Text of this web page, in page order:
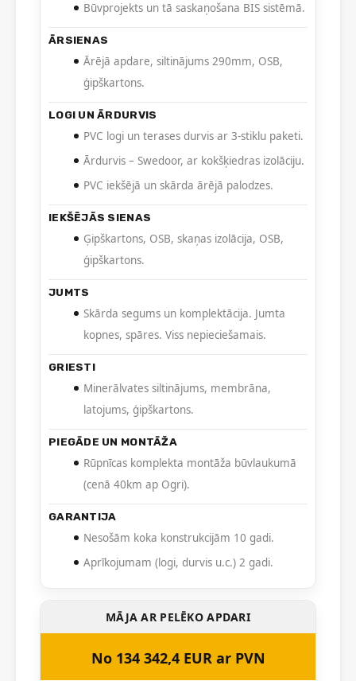
Būvprojekts un tā saskaņošana BIS sistēmā.
ĀRSIENAS
Ārējā apdare, siltinājums 290mm, OSB,
ģipškartons.
LOGI UN ĀRDURVIS
PVC logi un terases durvis ar 3-stiklu paketi.
Ārdurvis – Swedoor, ar kokšķiedras izolāciju.
PVC iekšējā un skārda ārējā palodzes.
IEKŠĒJĀS SIENAS
Ģipškartons, OSB, skaņas izolācija, OSB,
ģipškartons.
JUMTS
Skārda segums un komplektācija. Jumta
kopnes, spāres. Viss nepieciešamais.
GRIESTI
Minerālvates siltinājums, membrāna,
latojums, ģipškartons.
PIEGĀDE UN MONTĀŽA
Rūpnīcas komplekta montāža būvlaukumā
(cenā 40km ap Ogri).
GARANTIJA
Nesošām koka konstrukcijām 10 gadi.
Aprīkojumam (logi, durvis u.c.) 2 gadi.
MĀJA AR PELĒKO APDARI
No 134 342,4 EUR ar PVN